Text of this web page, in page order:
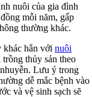
nuôi của gia đình
mỗi năm, gấp
thường khác.
khác hẳn với nuôi
thủy sản theo
Lưu ý trong
dễ mắc bệnh vào
và vệ sinh sạch sẽ